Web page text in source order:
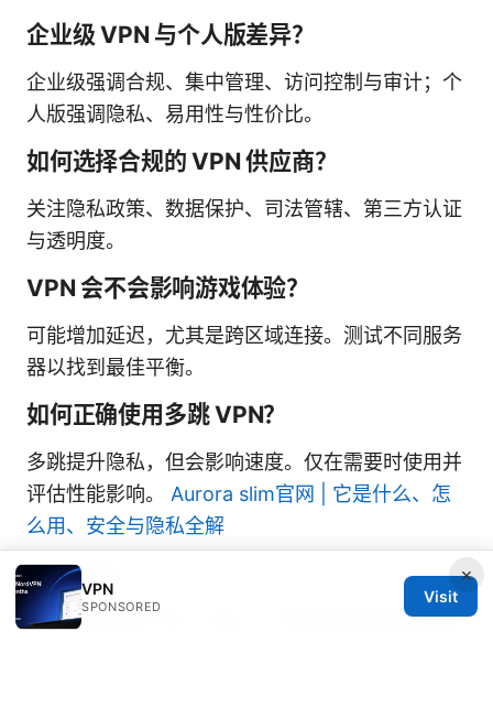
企业级 VPN 与个人版差异？
企业级强调合规、集中管理、访问控制与审计；个
人版强调隐私、易用性与性价比。
如何选择合规的 VPN 供应商？
关注隐私政策、数据保护、司法管辖、第三方认证
与透明度。
VPN 会不会影响游戏体验？
可能增加延迟，尤其是跨区域连接。测试不同服务
器以找到最佳平衡。
如何正确使用多跳 VPN？
多跳提升隐私，但会影响速度。仅在需要时使用并
评估性能影响。 Aurora slim官网 | 它是什么、怎
么用、安全与隐私全解
Sources:
Youtube关闭广告：VPN、广告拦截与隐私保护全
×
VPN
SPONSORED
Visit